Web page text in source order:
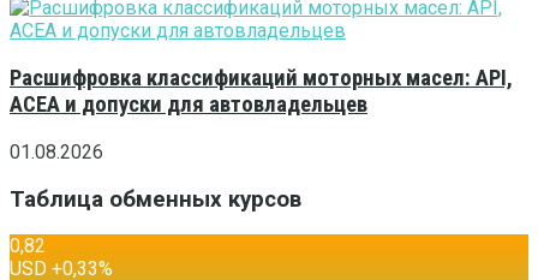
Расшифровка классификаций моторных масел: API,
ACEA и допуски для автовладельцев
01.08.2026
Таблица обменных курсов
0,82
USD +0,33%